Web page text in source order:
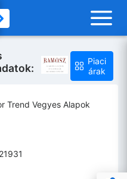
Piaci
árak
Trend Vegyes Alapok